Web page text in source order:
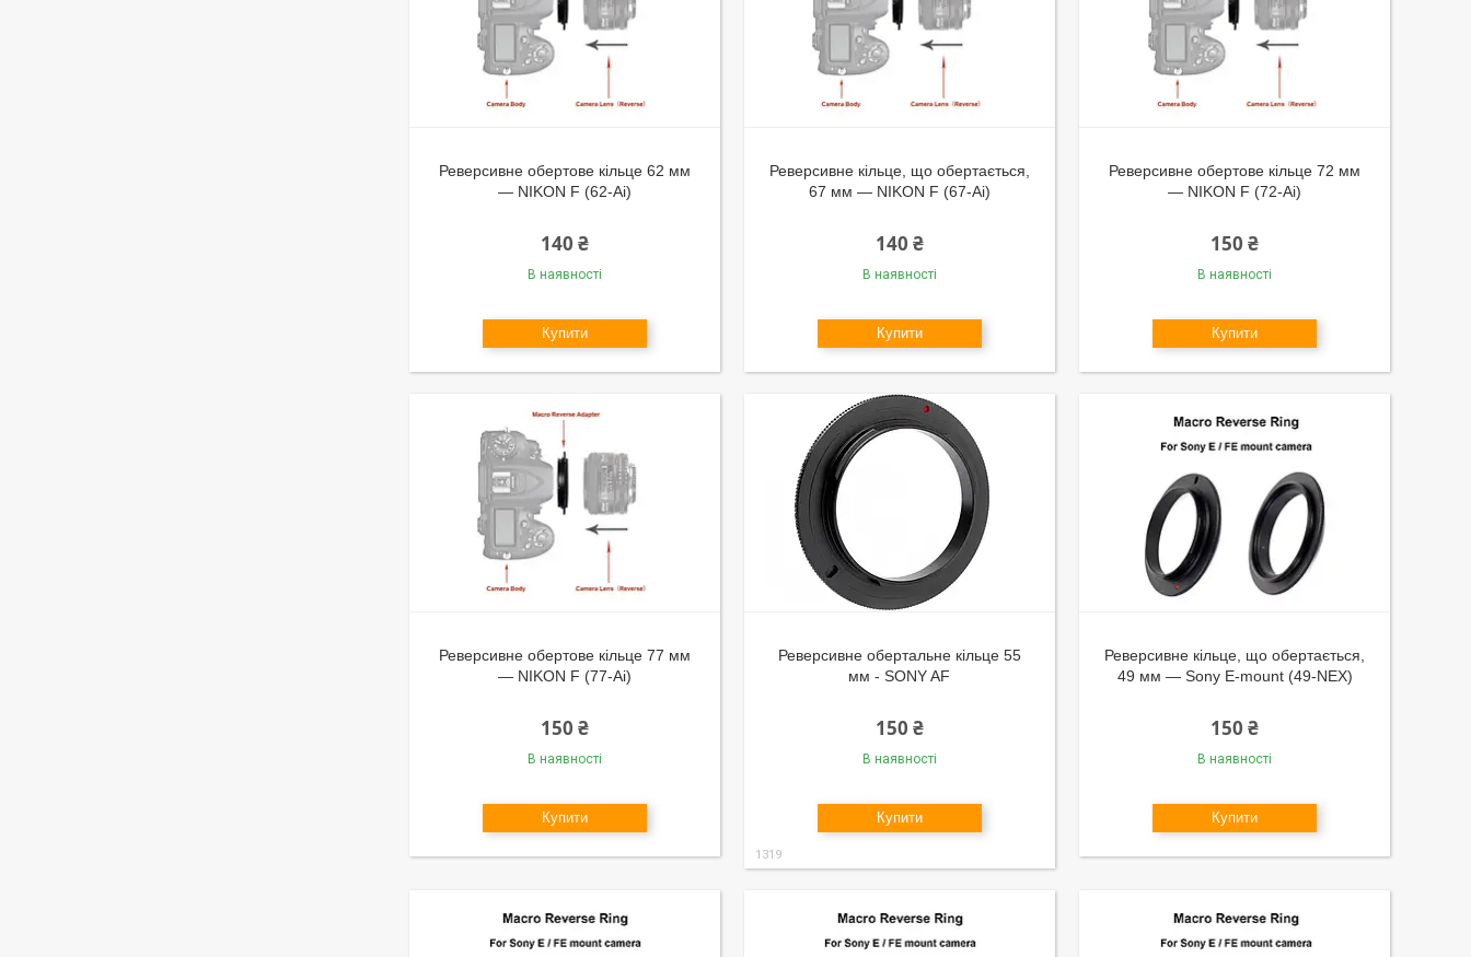
Реверсивне обертове кільце 62 мм
— NIKON F (62-Ai)
140 ₴
В наявності
Купити
Реверсивне кільце, що обертається,
67 мм — NIKON F (67-Ai)
140 ₴
В наявності
Купити
Реверсивне обертове кільце 72 мм
— NIKON F (72-Ai)
150 ₴
В наявності
Купити
Реверсивне обертове кільце 77 мм
— NIKON F (77-Ai)
150 ₴
В наявності
Купити
Реверсивне обертальне кільце 55
мм - SONY AF
150 ₴
В наявності
Купити
1319
Реверсивне кільце, що обертається,
49 мм — Sony E-mount (49-NEX)
150 ₴
В наявності
Купити